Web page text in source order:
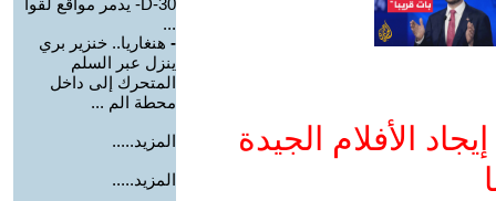
الأفلام الجيدة
D-30- يدمر مواقع لقوا
...
- هنغاريا.. خنزير بري
ينزل عبر السلم
المتحرك إلى داخل
محطة الم ...
المزيد.....
المزيد.....